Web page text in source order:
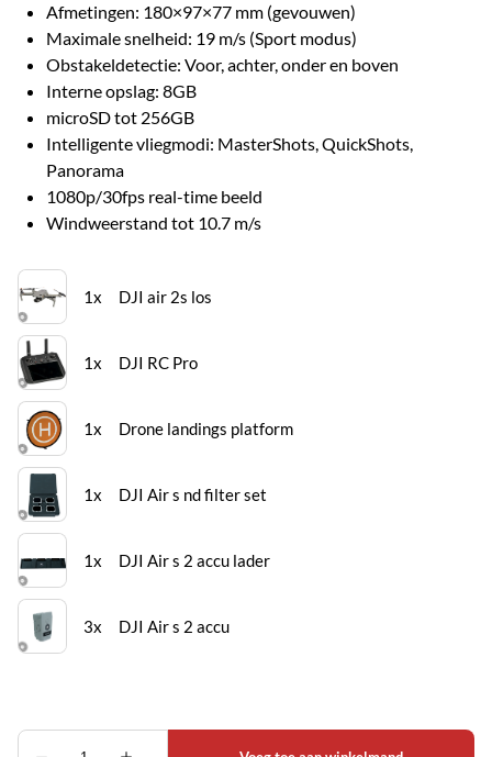
Afmetingen: 180×97×77 mm (gevouwen)
Maximale snelheid: 19 m/s (Sport modus)
Obstakeldetectie: Voor, achter, onder en boven
Interne opslag: 8GB
microSD tot 256GB
Intelligente vliegmodi: MasterShots, QuickShots,
Panorama
1080p/30fps real-time beeld
Windweerstand tot 10.7 m/s